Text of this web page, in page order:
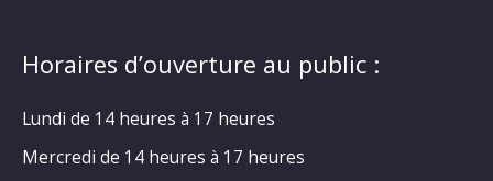
Horaires d’ouverture au public :
Lundi de 14 heures à 17 heures
Mercredi de 14 heures à 17 heures